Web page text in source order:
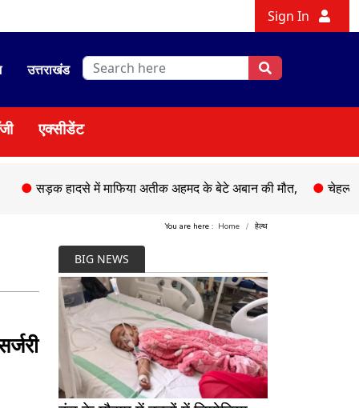
Sign In
उत्तराखंड
एक्सीडेंट
हादसे में माफिया अतीक अहमद के बेटे अबान की मौत, ● चेहल्लुम पर
You are here : Home हेल्थ
BIG NEWS